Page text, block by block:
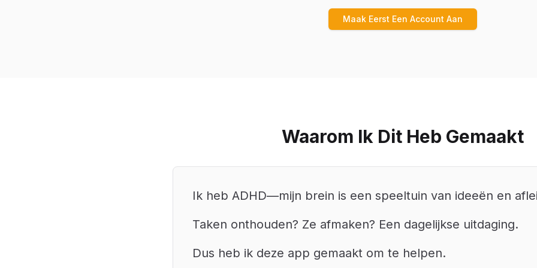
Maak Eerst Een Account Aan
Waarom Ik Dit Heb Gemaakt
Ik heb ADHD—mijn brein is een speeltuin van ideeën en
Taken onthouden? Ze afmaken? Een dagelijkse uitdaging.
Dus heb ik deze app gemaakt om te helpen.